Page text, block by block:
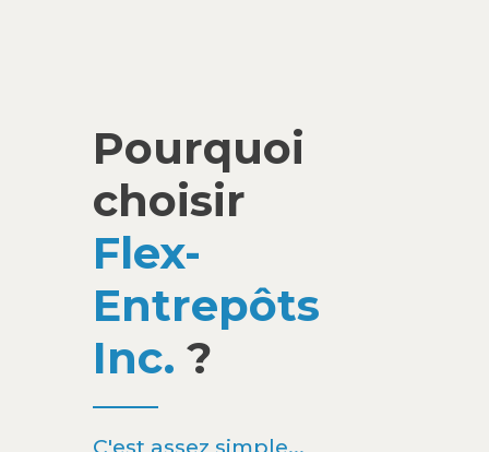
Pourquoi
choisir
Flex-
Entrepôts
Inc. ?
C'est assez simple...